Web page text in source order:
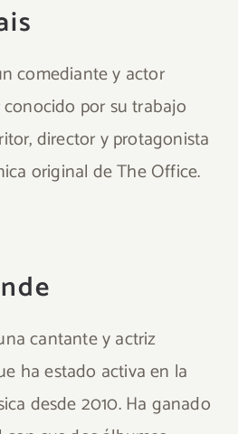
comediante y actor
por su trabajo
director y protagonista
original de The Office.
cantante y actriz
ha estado activa en la
desde 2010. Ha ganado